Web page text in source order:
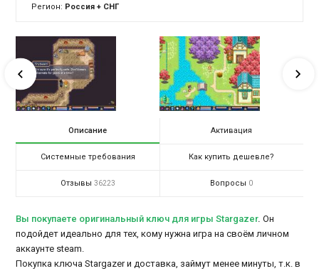
Регион: Россия + СНГ
Описание Активация
Системные требования Как купить дешевле?
Отзывы 36223 Вопросы 0
Вы покупаете оригинальный ключ для игры Stargazer. Он
подойдет идеально для тех, кому нужна игра на своём личном
аккаунте steam.
Покупка ключа Stargazer и доставка, займут менее минуты, т.к. в